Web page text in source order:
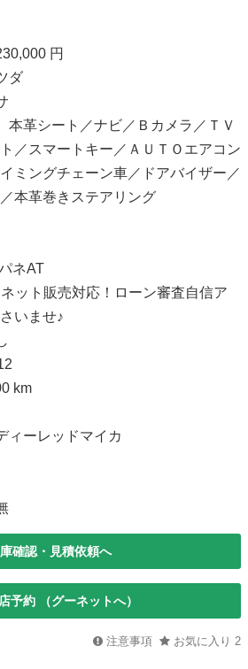
円
ダ
シート／ナビ／Ｂカメラ／ＴＶ
／スマートキー／ＡＵＴＯエアコン
ミングチェーン車／ドアバイザー／
本革巻きステアリング
ネAT
ト販売対応！ローン審査自信ア
いませ♪
km
ーレッドマイカ
確認・見積依頼へ
予約 （グーネットへ）
注意事項 お気に入り 2